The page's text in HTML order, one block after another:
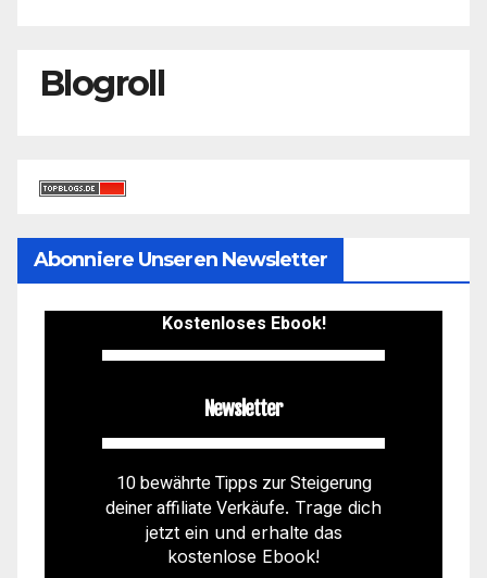
Blogroll
Abonniere Unseren Newsletter
Kostenloses Ebook!
Newsletter
10 bewährte Tipps zur Steigerung
deiner affiliate Verkäufe. Trage dich
jetzt ein und erhalte das
kostenlose Ebook!